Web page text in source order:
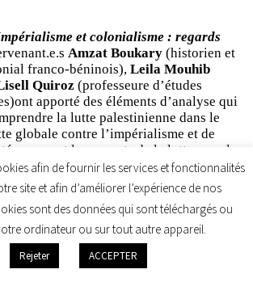
et colonialisme : regards
Amzat Boukary (historien et
franco-béninois), Leila Mouhib
Quiroz (professeure d’études
apporté des éléments d’analyse qui
la lutte palestinienne dans le
globale contre l’impérialisme et de
comment les apports de la lutte pour la
sont une source d’inspiration
dans le monde qui affrontent
animations, expos
afin de fournir les services et fonctionnalités
site et afin d’améliorer l’expérience de nos
sont des données qui sont téléchargés ou
ordinateur ou sur tout autre appareil.
Rejeter ACCEPTER